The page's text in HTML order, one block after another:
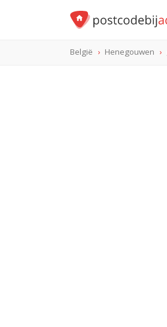
België Henegouwen